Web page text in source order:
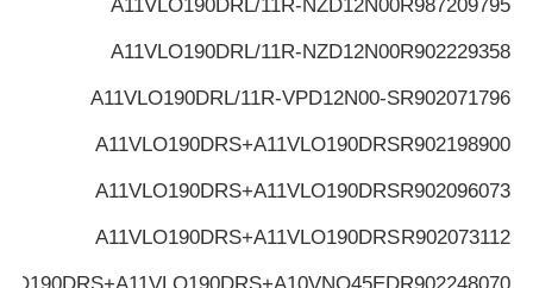
R987209795
A11VLO190DRL/11R-NZD12N00
R902229358
A11VLO190DRL/11R-NZD12N00
R902071796
A11VLO190DRL/11R-VPD12N00-S
R902198900
A11VLO190DRS+A11VLO190DRS
R902096073
A11VLO190DRS+A11VLO190DRS
R902073112
A11VLO190DRS+A11VLO190DRS
R902248070